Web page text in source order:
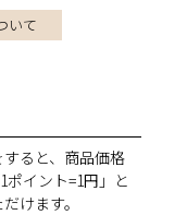
いて
ると、商品価格
イント=1円」と
けます。